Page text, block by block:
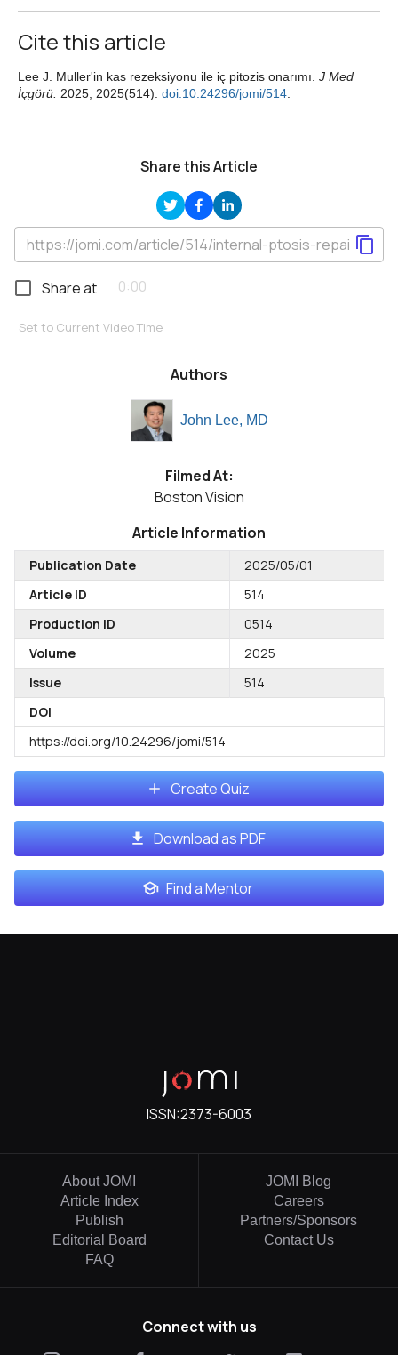
Cite this article
Lee J. Muller'in kas rezeksiyonu ile iç pitozis onarımı. J Med
İçgörü. 2025; 2025(514). doi:10.24296/jomi/514.
Share this Article
Share at
Set to Current Video Time
Authors
John Lee, MD
Filmed At:
Boston Vision
Article Information
Publication Date
2025/05/01
Article ID
514
Production ID
0514
Volume
2025
Issue
514
DOI
https://doi.org/10.24296/jomi/514
Create Quiz
Download as PDF
Find a Mentor
ISSN:2373-6003
About JOMI
Article Index
Publish
Editorial Board
FAQ
JOMI Blog
Careers
Partners/Sponsors
Contact Us
Connect with us